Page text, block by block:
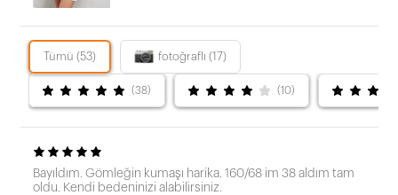
Tümü (53) fotoğraflı (17)
(38) (10)
Bayıldım. Gömleğin kumaşı harika. 160/68 im 38 aldım tam
oldu. Kendi bedeninizi alabilirsiniz.